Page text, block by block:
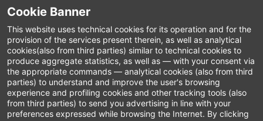
MANDARINA DUCK
Since 1977
Mandarina Duck is Green
SEGUICI
Instagram
Facebook
Cookie Banner
This website uses technical cookies for its operation and for the
provision of the services present therein, as well as analytical
cookies(also from third parties) similar to technical cookies to
produce aggregate statistics, as well as — with your consent via
the appropriate commands — analytical cookies (also from third
parties) to understand and improve the user's browsing
experience and profiling cookies and other tracking tools (also
from third parties) to send you advertising in line with your
preferences expressed while browsing the Internet. By clicking